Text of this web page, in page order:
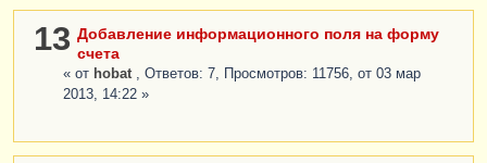
13 Добавление информационного поля на форму
счета
« от hobat
, Ответов: 7, Просмотров: 11756, от 03 мар
2013, 14:22 »